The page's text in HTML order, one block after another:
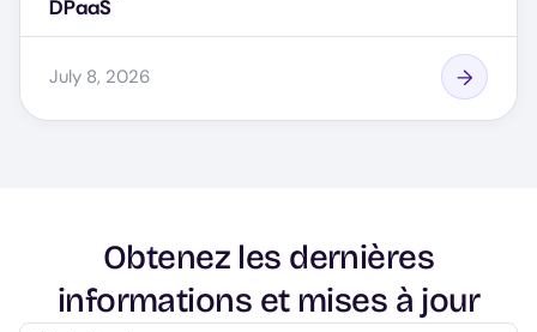
DPaaS
July 8, 2026
Obtenez les dernières
informations et mises à jour